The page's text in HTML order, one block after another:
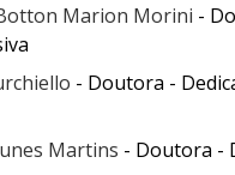
Marion Morini -
- Doutora -
Martins - Doutora -